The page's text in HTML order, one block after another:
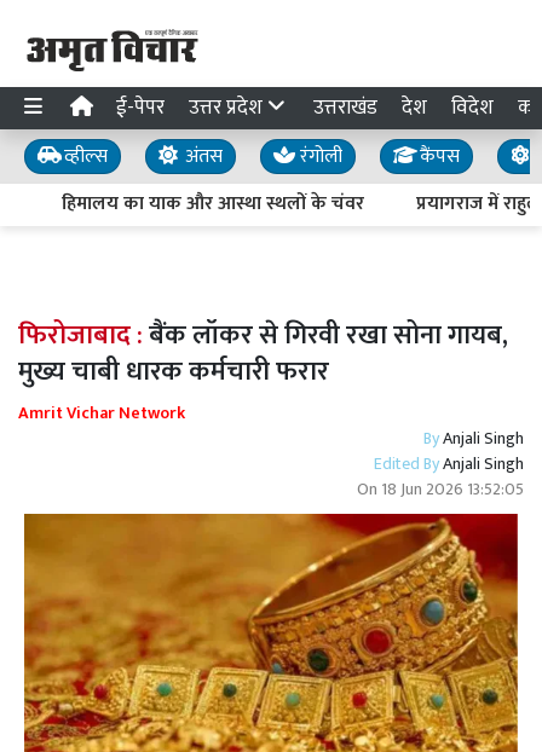
ई-पेपर उत्तर प्रदेश उत्तराखंड देश विदेश
व्हील्स अंतस रंगोली कैंपस
हिमालय का याक और आस्था स्थलों के चंवर
प्रयागराज में
फिरोजाबाद :बैंक लॉकर से गिरवी रखा सोना गायब,
मुख्य चाबी धारक कर्मचारी फरार
Amrit Vichar Network
ByAnjali Singh
Edited ByAnjali Singh
On 18 Jun 2026 13:52:05